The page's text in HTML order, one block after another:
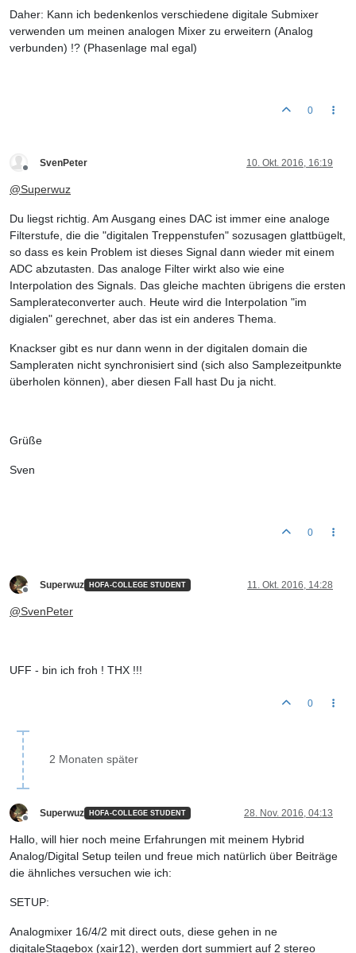
Daher: Kann ich bedenkenlos verschiedene digitale Submixer
verwenden um meinen analogen Mixer zu erweitern (Analog
verbunden) !? (Phasenlage mal egal)
0
SvenPeter 10. Okt. 2016, 16:19
@Superwuz
Du liegst richtig. Am Ausgang eines DAC ist immer eine analoge
Filterstufe, die die "digitalen Treppenstufen" sozusagen glattbügelt,
so dass es kein Problem ist dieses Signal dann wieder mit einem
ADC abzutasten. Das analoge Filter wirkt also wie eine
Interpolation des Signals. Das gleiche machten übrigens die ersten
Samplerateconverter auch. Heute wird die Interpolation "im
digialen" gerechnet, aber das ist ein anderes Thema.
Knackser gibt es nur dann wenn in der digitalen domain die
Sampleraten nicht synchronisiert sind (sich also Samplezeitpunkte
überholen können), aber diesen Fall hast Du ja nicht.
Grüße
Sven
0
Superwuz HOFA-COLLEGE STUDENT 11. Okt. 2016, 14:28
@SvenPeter
UFF - bin ich froh ! THX !!!
0
2 Monaten später
Superwuz HOFA-COLLEGE STUDENT 28. Nov. 2016, 04:13
Hallo, will hier noch meine Erfahrungen mit meinem Hybrid
Analog/Digital Setup teilen und freue mich natürlich über Beiträge
die ähnliches versuchen wie ich:
SETUP:
Analogmixer 16/4/2 mit direct outs, diese gehen in ne
digitaleStagebox (xair12), werden dort summiert auf 2 stereo